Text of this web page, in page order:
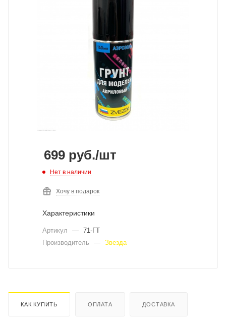
699 руб./шт
Нет в наличии
Хочу в подарок
Характеристики
Артикул — 71-ГТ
Производитель
— Звезда
КАК КУПИТЬ ОПЛАТА ДОСТАВКА